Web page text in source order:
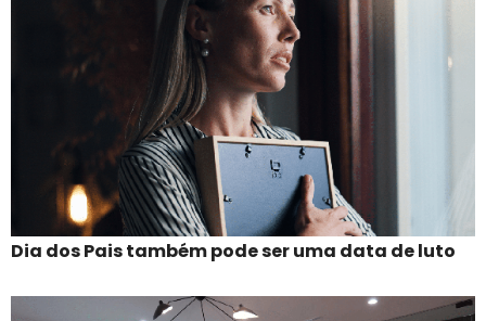
Dia dos Pais também pode ser uma data de luto